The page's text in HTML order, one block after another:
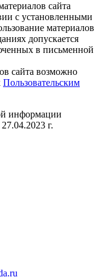
сайта
с установленными
материалов
допускается
в письменной
сайта возможно
Пользовательским
информации
г.